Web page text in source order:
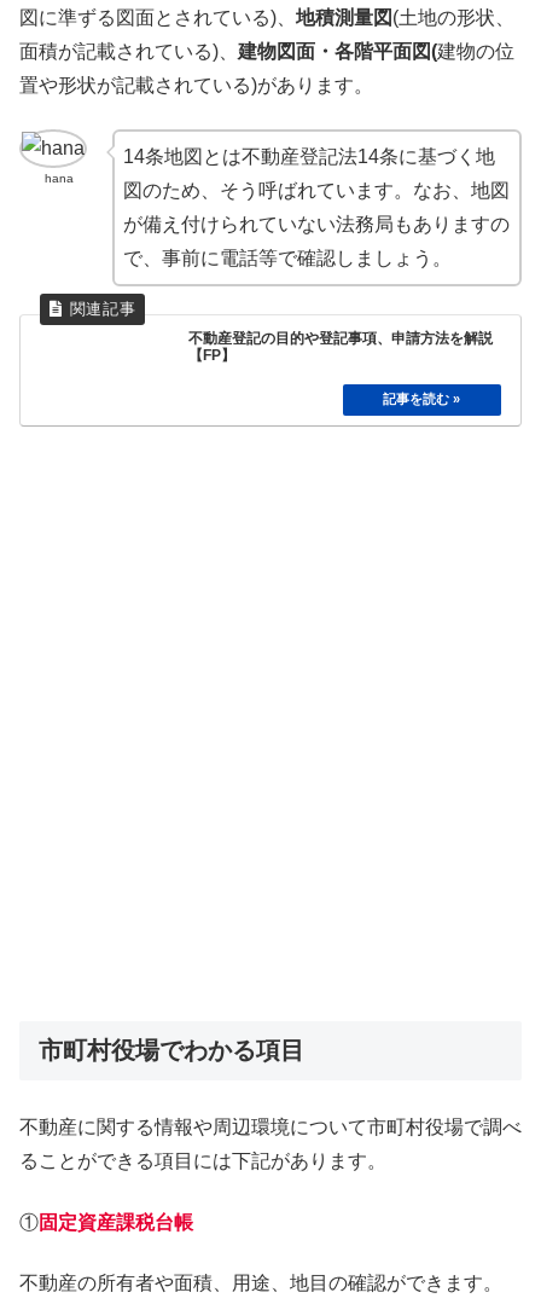
図に準ずる図面とされている)、 地積測量図 (土地の形状、
面積が記載されている)、 建物図面・各階平面図(建物の位
置や形状が記載されている)があります。
hana
14条地図とは不動産登記法14条に基づく地
図のため、そう呼ばれています。なお、地図
が備え付けられていない法務局もありますの
で、事前に電話等で確認しましょう。
不動産登記の目的や登記事項、申請方法を解説
【FP】
市町村役場でわかる項目
不動産に関する情報や周辺環境について市町村役場で調べ
ることができる項目には下記があります。
①固定資産課税台帳
不動産の所有者や面積、用途、地目の確認ができます。